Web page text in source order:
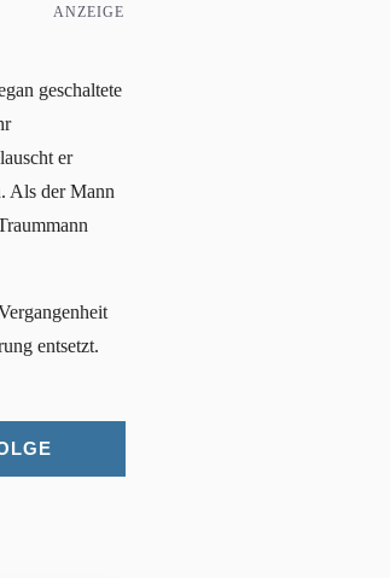
ANZEIGE
geschaltete
er
Als der Mann
entsetzt.